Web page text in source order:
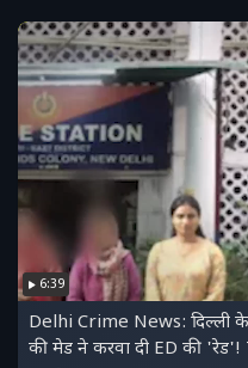
6:39
Delhi Crime News: दिल्ली
की मेड ने करवा दी ED की